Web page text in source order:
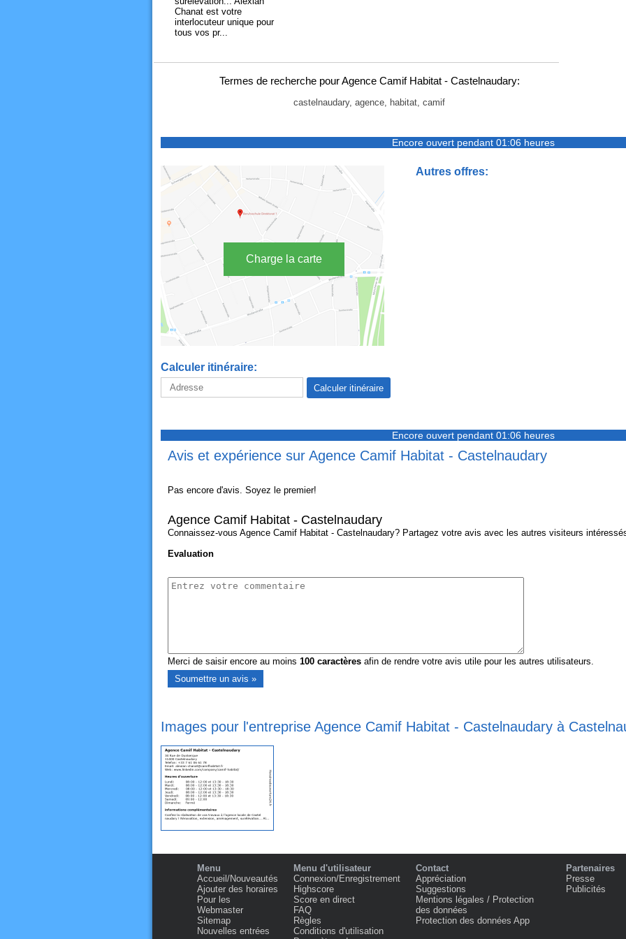
Chanat est votre
interlocuteur unique pour
tous vos pr...
Termes de recherche pour Agence Camif Habitat - Castelnaudary:
castelnaudary, agence, habitat, camif
Encore ouvert pendant 01:06 heures
Charge la carte
Calculer itinéraire:
Autres offres:
Encore ouvert pendant 01:06 heures
Avis et expérience sur Agence Camif Habitat - Castelnaudary
Pas encore d'avis. Soyez le premier!
Agence Camif Habitat - Castelnaudary
Connaissez-vous Agence Camif Habitat - Castelnaudary? Partagez votre avis avec les autres visiteurs
Evaluation
Merci de saisir encore au moins 100caractèresafin de rendre votre avis utile pour les autres utilisateurs.
Images pour l'entreprise Agence Camif Habitat - Castelnaudary à
Menu
Accueil/Nouveautés
Ajouter des horaires
Pour les
Webmaster
Sitemap
Nouvelles entrées
Menu d'utilisateur
Connexion/Enregistrement
Highscore
Score en direct
FAQ
Règles
Conditions d'utilisation
Contact
Appréciation
Suggestions
Mentions légales / Protection
des données
Protection des données App
Partenaires
Presse
Publicités